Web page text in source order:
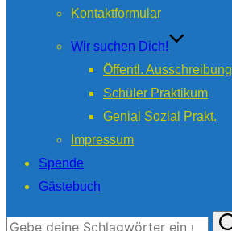
Kontaktformular
Wir suchen Dich!
Öffentl. Ausschreibung
Schüler Praktikum
Genial Sozial Prakt.
Impressum
Spende
Gästebuch
Suchen